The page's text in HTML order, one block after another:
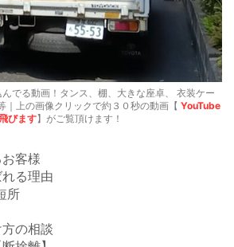
でる動画！タンス、棚、大きな座卓、 衣装ケー
｜上の画像クリックで約３０秒の動画【 YouTube
びます】がご覧頂けます！
客様
る理由
所
方の相談